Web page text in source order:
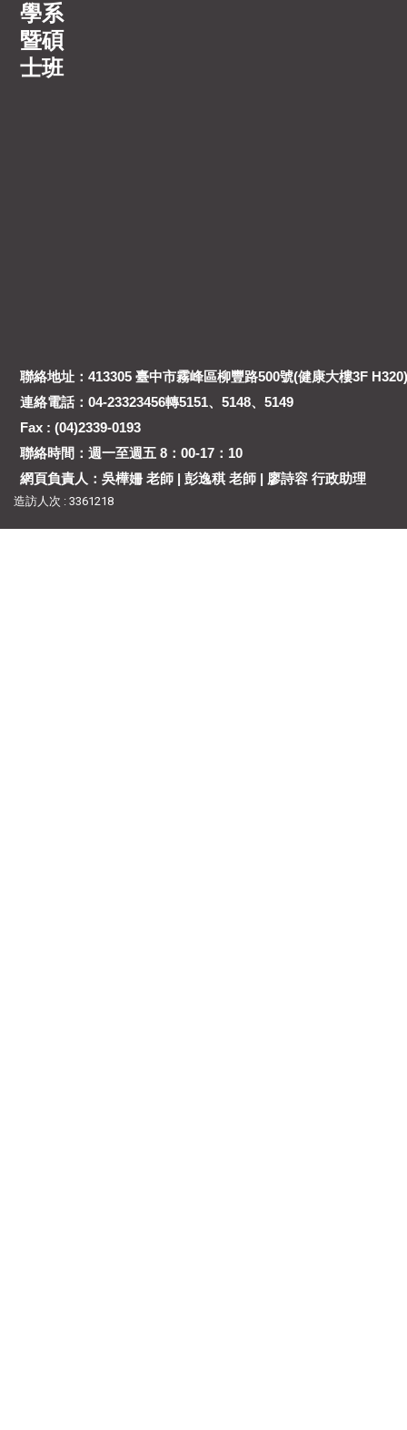
學系
暨碩
士班
聯絡地址：413305 臺中市霧峰區柳豐路500號(健康大樓3F H320)
連絡電話：04-23323456轉5151、5148、5149
Fax : (04)2339-0193
聯絡時間：週一至週五 8：00-17：10
網頁負責人：吳樺姍 老師 | 彭逸稘 老師 | 廖詩容 行政助理
造訪人次 : 3361218